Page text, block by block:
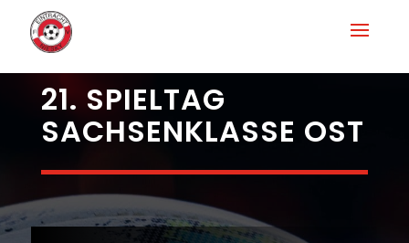
21. SPIELTAG
SACHSENKLASSE OST